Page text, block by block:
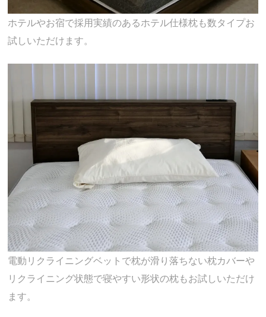
ホテルやお宿で採用実績のあるホテル仕様枕も数タイプお
試しいただけます。
電動リクライニングベットで枕が滑り落ちない枕カバーや
リクライニング状態で寝やすい形状の枕もお試しいただけ
ます。